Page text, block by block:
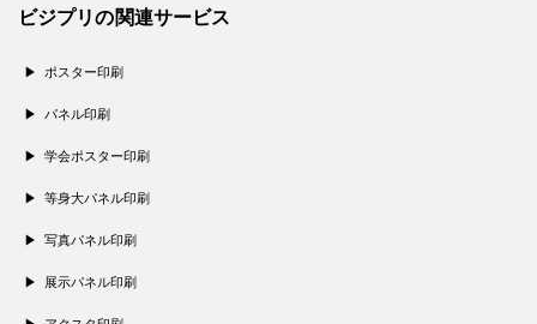
ビジプリの関連サービス
ポスター印刷
パネル印刷
学会ポスター印刷
等身大パネル印刷
写真パネル印刷
展示パネル印刷